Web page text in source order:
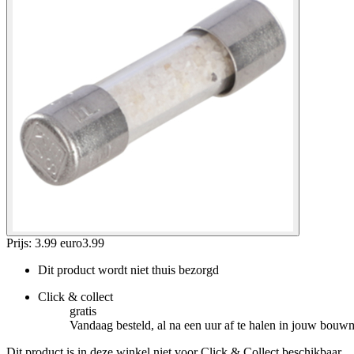
Prijs: 3.99 euro3.99
Dit product wordt niet thuis bezorgd
Click & collect
gratis
Vandaag besteld, al na een uur af te halen in jouw